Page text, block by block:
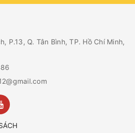
P.13, Q. Tân Bình, TP. Hồ Chí Minh,